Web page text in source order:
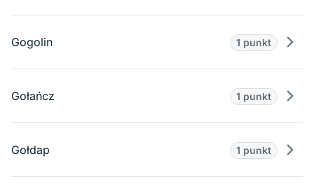
Gogolin 1 punkt
Gołańcz 1 punkt
Gołdap 1 punkt